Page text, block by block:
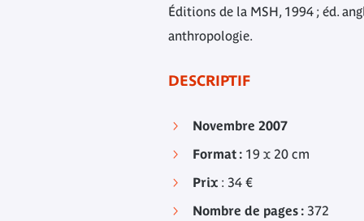
Éditions de la MSH, 1994 ; éd.
anthropologie.
DESCRIPTIF
Novembre 2007
Format : 19 x 20 cm
Prix : 34 €
Nombre de pages : 372